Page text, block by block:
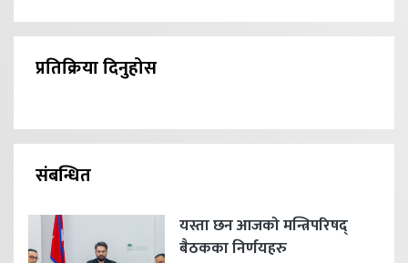
प्रतिक्रिया दिनुहोस
संबन्धित
यस्ता छन आजको मन्त्रिपरिषद्
बैठकका निर्णयहरु